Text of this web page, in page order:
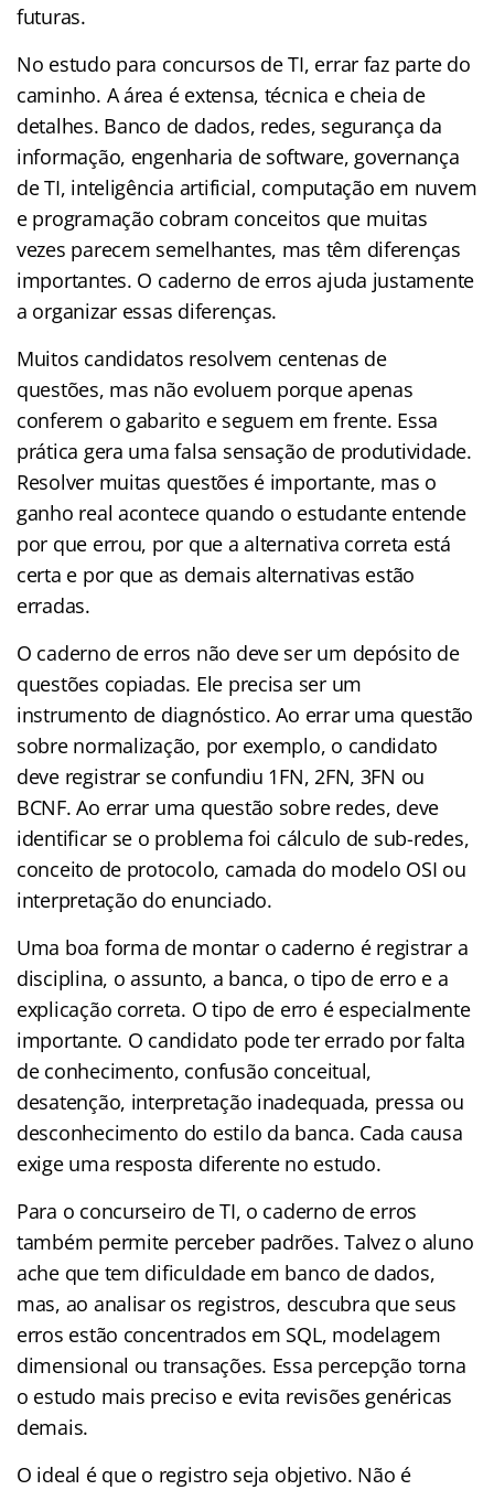
futuras.
No estudo para concursos de TI, errar faz parte do
caminho. A área é extensa, técnica e cheia de
detalhes. Banco de dados, redes, segurança da
informação, engenharia de software, governança
de TI, inteligência artificial, computação em nuvem
e programação cobram conceitos que muitas
vezes parecem semelhantes, mas têm diferenças
importantes. O caderno de erros ajuda justamente
a organizar essas diferenças.
Muitos candidatos resolvem centenas de
questões, mas não evoluem porque apenas
conferem o gabarito e seguem em frente. Essa
prática gera uma falsa sensação de produtividade.
Resolver muitas questões é importante, mas o
ganho real acontece quando o estudante entende
por que errou, por que a alternativa correta está
certa e por que as demais alternativas estão
erradas.
O caderno de erros não deve ser um depósito de
questões copiadas. Ele precisa ser um
instrumento de diagnóstico. Ao errar uma questão
sobre normalização, por exemplo, o candidato
deve registrar se confundiu 1FN, 2FN, 3FN ou
BCNF. Ao errar uma questão sobre redes, deve
identificar se o problema foi cálculo de sub-redes,
conceito de protocolo, camada do modelo OSI ou
interpretação do enunciado.
Uma boa forma de montar o caderno é registrar a
disciplina, o assunto, a banca, o tipo de erro e a
explicação correta. O tipo de erro é especialmente
importante. O candidato pode ter errado por falta
de conhecimento, confusão conceitual,
desatenção, interpretação inadequada, pressa ou
desconhecimento do estilo da banca. Cada causa
exige uma resposta diferente no estudo.
Para o concurseiro de TI, o caderno de erros
também permite perceber padrões. Talvez o aluno
ache que tem dificuldade em banco de dados,
mas, ao analisar os registros, descubra que seus
erros estão concentrados em SQL, modelagem
dimensional ou transações. Essa percepção torna
o estudo mais preciso e evita revisões genéricas
demais.
O ideal é que o registro seja objetivo. Não é